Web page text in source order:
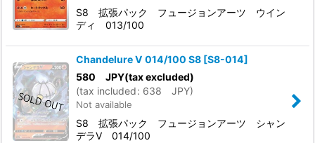
S8 拡張パック フュージョンアーツ ウイン
ディ 013/100
Chandelure V 014/100 S8 [S8-014]
580 JPY(tax excluded)
(tax included: 638 JPY)
Not available
S8 拡張パック フュージョンアーツ シャン
デラV 014/100